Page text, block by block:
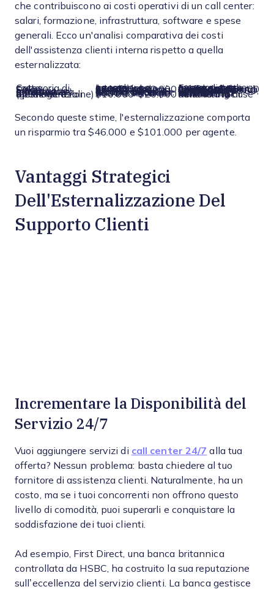
che contribuiscono ai costi operativi di un call center:
salari, formazione, infrastruttura, software e spese
generali. Ecco un'analisi comparativa dei costi
dell'assistenza clienti interna rispetto a quella
esternalizzata:
Categoria di costo Interno (costo annuale per agente) Esternalizzato (costo annuale peragente)
Salari $30.000-$60.000 (salario base; più 25–35% per benefici) $12.000-$30.000 (incluso nella tariffa del fornitore; stipendi offshore inferiori circa $6–$15/ora)
Formazione $1.000-$5.000 Generalmente $0, poiché la formazione è gestita dal fornitore
Infrastruttura (strutture e attrezzature) $5.000-$15.000 (spazio ufficio, utenze, computer, ecc. per agente) Incluso nella tariffa di outsourcing
Software $600-$1.800 per licenze software Incluso nella tariffa di outsourcing
Spese generali (gestione e amministrazione) $10.000-$20.000Minime o incluse nella tariffa di outsourcing
Secondo queste stime, l'esternalizzazione comporta
un risparmio tra $46.000 e $101.000 per agente.
Vantaggi Strategici
Dell'Esternalizzazione Del
Supporto Clienti
Incrementare la Disponibilità del
Servizio 24/7
Vuoi aggiungere servizi di call center 24/7 alla tua
offerta? Nessun problema: basta chiedere al tuo
fornitore di assistenza clienti. Naturalmente, ha un
costo, ma se i tuoi concorrenti non offrono questo
livello di comodità, puoi superarli e conquistare la
soddisfazione dei tuoi clienti.
Ad esempio, First Direct, una banca britannica
controllata da HSBC, ha costruito la sua reputazione
sull’eccellenza del servizio clienti. La banca gestisce